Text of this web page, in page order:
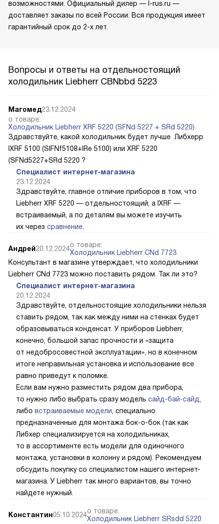
возможностями. Официальный дилер — l-rus.ru —
доставляет заказы по всей России. Вся продукция имеет
гарантийный срок до 2-х лет.
Вопросы и ответы на отдельностоящий
холодильник Liebherr CBNbbd 5223
Магомед23.12.2024
о товаре:
Холодильник Liebherr XRF 5220 (SFNd 5227 + SRd 5220)
Здравствуйте, какой холодильник будет лучше Либхерр
IXRF 5100 (SIFNf5108+IRe 5100) или XRF 5220
(SFNd5227+SRd 5220 ?
Специалист интернет-магазина
23.12.2024
Здравствуйте, главное отличие приборов в том, что
Liebherr XRF 5220 — отдельностоящий, а IXRF —
встраиваемый, а по деталям вы можете изучить
их через сравнение.
Андрей20.12.2024о товаре:
Холодильник Liebherr CNd 7723
Консультант в магазине утверждает, что холодильники
Liebherr CNd 7723 можно поставить рядом. Так ли это?
Специалист интернет-магазина
20.12.2024
Здравствуйте, отдельностоящие холодильники нельзя
ставить рядом, так как между ними на стенках будет
образовываться конденсат. У приборов Liebherr,
конечно, большой запас прочности и «защита
от недобросовестной эксплуатации», но в конечном
итоге неправильная установка и использование все
равно приведут к поломке.
Если вам нужно разместить рядом два прибора,
то нужно либо выбрать сразу модель сайд-бай-сайд,
либо встраиваемые модели, специально
предназначенные для монтажа бок-о-бок (так как
Либхер специализируется на холодильниках,
то в ассортименте есть модели для одиночного
монтажа, установки в колонну и рядом). Рекомендуем
обсудить покупку со специалистом нашего интернет-
магазина. У Liebherr так много вариантов, вы точно
найдете нужный.
Константин05.10.2024о товаре:
Холодильник Liebherr SRsdd 5220